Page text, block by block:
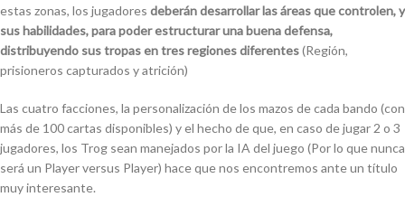
estas zonas, los jugadores deberán desarrollar las áreas que controlen, y
sus habilidades, para poder estructurar una buena defensa,
distribuyendo sus tropas en tres regiones diferentes(Región,
prisioneros capturados y atrición)
Las cuatro facciones, la personalización de los mazos de cada bando (con
más de 100 cartas disponibles) y el hecho de que, en caso de jugar 2 o 3
jugadores, los Trog sean manejados por la IA del juego (Por lo que nunca
será un Player versus Player) hace que nos encontremos ante un título
muy interesante.